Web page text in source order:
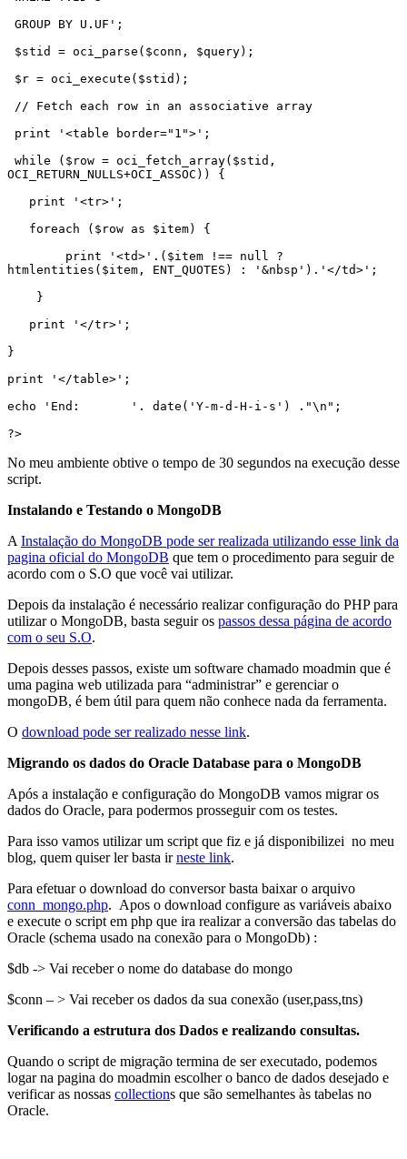
GROUP BY U.UF';
$stid = oci_parse($conn, $query);
$r = oci_execute($stid);
// Fetch each row in an associative array
print '<table border="1">';
while ($row = oci_fetch_array($stid,
OCI_RETURN_NULLS+OCI_ASSOC)) {
print '<tr>';
foreach ($row as $item) {
print '<td>'.($item !== null ?
htmlentities($item, ENT_QUOTES) : '&nbsp').'</td>';
}
print '</tr>';
}
print '</table>';
echo 'End:       '. date('Y-m-d-H-i-s') ."\n";
?>
No meu ambiente obtive o tempo de 30 segundos na execução desse
script.
Instalando e Testando o MongoDB
A Instalação do MongoDB pode ser realizada utilizando esse link da
pagina oficial do MongoDB que tem o procedimento para seguir de
acordo com o S.O que você vai utilizar.
Depois da instalação é necessário realizar configuração do PHP para
utilizar o MongoDB, basta seguir os passos dessa página de acordo
com o seu S.O.
Depois desses passos, existe um software chamado moadmin que é
uma pagina web utilizada para “administrar” e gerenciar o
mongoDB, é bem útil para quem não conhece nada da ferramenta.
O download pode ser realizado nesse link.
Migrando os dados do Oracle Database para o MongoDB
Após a instalação e configuração do MongoDB vamos migrar os
dados do Oracle, para podermos prosseguir com os testes.
Para isso vamos utilizar um script que fiz e já disponibilizei no meu
blog, quem quiser ler basta irneste link.
Para efetuar o download do conversor basta baixar o arquivo
conn_mongo.php. Apos o download configure as variáveis abaixo
e execute o script em php que ira realizar a conversão das tabelas do
Oracle (schema usado na conexão para o MongoDb) :
$db -> Vai receber o nome do database do mongo
$conn – > Vai receber os dados da sua conexão (user,pass,tns)
Verificando a estrutura dos Dados e realizando consultas.
Quando o script de migração termina de ser executado, podemos
logar na pagina do moadmin escolher o banco de dados desejado e
verificar as nossas collections que são semelhantes às tabelas no
Oracle.